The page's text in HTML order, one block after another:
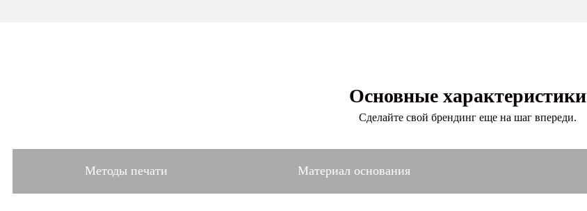
Основные характеристики
Сделайте свой брендинг еще на шаг впереди.
Методы печати Материал основания